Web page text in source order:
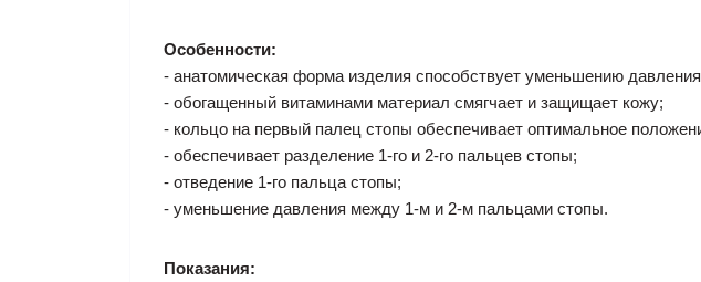
Особенности:
- анатомическая форма изделия способствует уменьшению
- обогащенный витаминами материал смягчает и защищает кожу;
- кольцо на первый палец стопы обеспечивает оптимальное
- обеспечивает разделение 1-го и 2-го пальцев стопы;
- отведение 1-го пальца стопы;
- уменьшение давления между 1-м и 2-м пальцами стопы.
Показания: